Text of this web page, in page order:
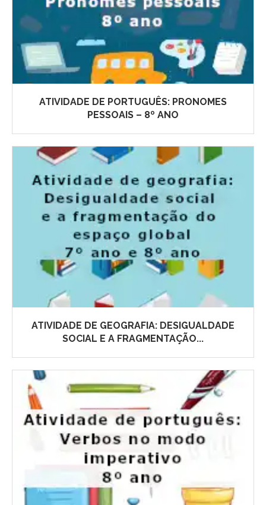
ATIVIDADE DE PORTUGUÊS: PRONOMES
PESSOAIS – 8º ANO
ATIVIDADE DE GEOGRAFIA: DESIGUALDADE
SOCIAL E A FRAGMENTAÇÃO...